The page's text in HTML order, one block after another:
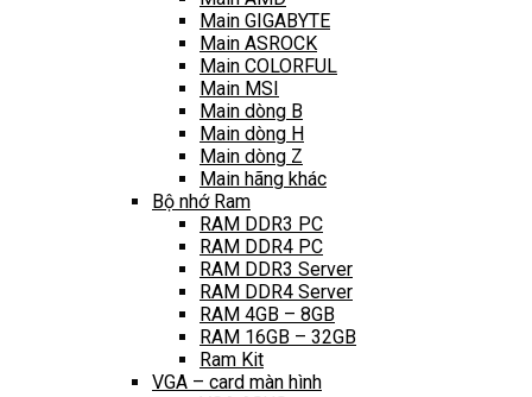
Main GIGABYTE
Main ASROCK
Main COLORFUL
Main MSI
Main dòng B
Main dòng H
Main dòng Z
Main hãng khác
Bộ nhớ Ram
RAM DDR3 PC
RAM DDR4 PC
RAM DDR3 Server
RAM DDR4 Server
RAM 4GB – 8GB
RAM 16GB – 32GB
Ram Kit
VGA – card màn hình